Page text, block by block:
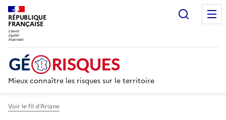
RÉPUBLIQUE
FRANÇAISE
Mieux connaître les risques sur le territoire
Voir le fil d’Ariane